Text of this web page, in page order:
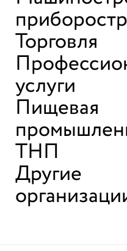
Торговля
услуги
Пищевая
ТНП
Другие